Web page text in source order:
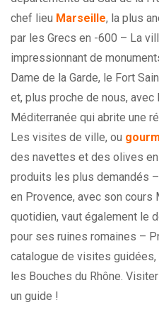
chef lieu Marseille, la plus
par les Grecs en -600 – La
impressionnant de
Dame de la Garde, le Fort
et, plus proche de nous,
Méditerranée qui abrite une
Les visites de ville, ou
des navettes et des olives
produits les plus demandés
en Provence, avec son cours
quotidien, vaut également le
pour ses ruines romaines –
catalogue de visites
les Bouches du Rhône.
un guide !